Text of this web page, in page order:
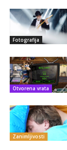
Fotografija
Otvorena vrata
Zanimljivosti